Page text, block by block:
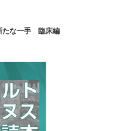
たな一手 臨床編